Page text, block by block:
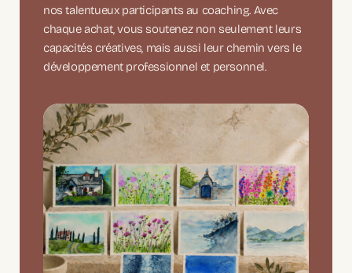
nos talentueux participants au coaching. Avec
chaque achat, vous soutenez non seulement leurs
capacités créatives, mais aussi leur chemin vers le
développement professionnel et personnel.